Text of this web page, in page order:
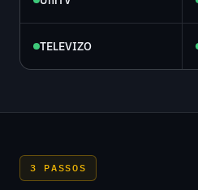
TELEVIZO
3 PASSOS